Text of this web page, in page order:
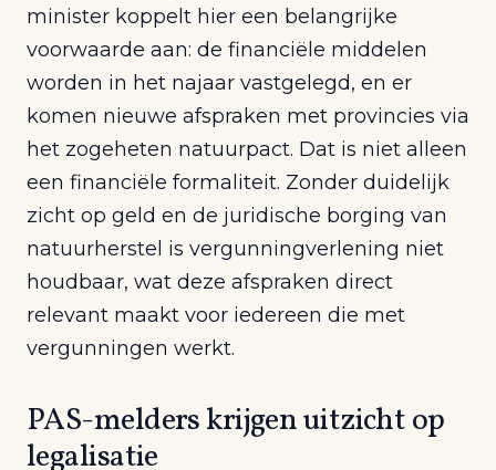
minister koppelt hier een belangrijke
voorwaarde aan: de financiële middelen
worden in het najaar vastgelegd, en er
komen nieuwe afspraken met provincies via
het zogeheten natuurpact. Dat is niet alleen
een financiële formaliteit. Zonder duidelijk
zicht op geld en de juridische borging van
natuurherstel is vergunningverlening niet
houdbaar, wat deze afspraken direct
relevant maakt voor iedereen die met
vergunningen werkt.
PAS-melders krijgen uitzicht op
legalisatie